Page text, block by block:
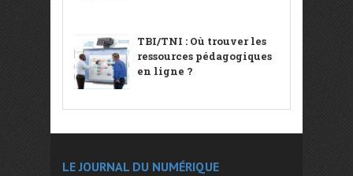
TBI/TNI : Où trouver les
ressources pédagogiques
en ligne ?
LE JOURNAL DU NUMÉRIQUE